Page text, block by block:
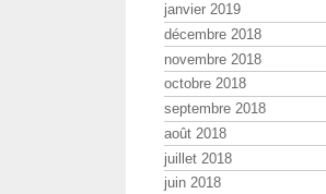
janvier 2019
décembre 2018
novembre 2018
octobre 2018
septembre 2018
août 2018
juillet 2018
juin 2018